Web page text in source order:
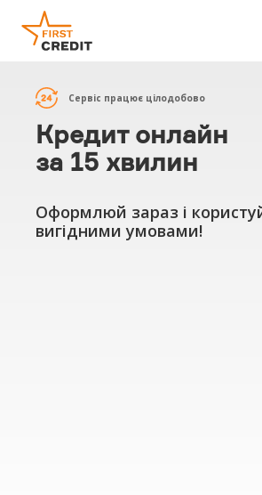
Сервіс працює цілодобово
Кредит онлайн
за 15 хвилин
Оформлюй зараз і
вигідними умовами!